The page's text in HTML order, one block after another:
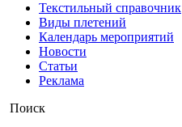
Текстильный справочник
Виды плетений
Календарь мероприятий
Новости
Статьи
Реклама
Поиск